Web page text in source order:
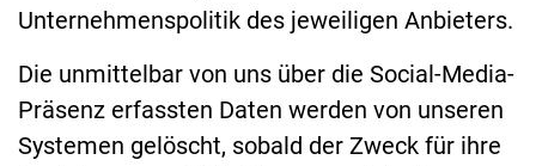
Unternehmenspolitik des jeweiligen Anbieters.
Die unmittelbar von uns über die Social-Media-
Präsenz erfassten Daten werden von unseren
Systemen gelöscht, sobald der Zweck für ihre